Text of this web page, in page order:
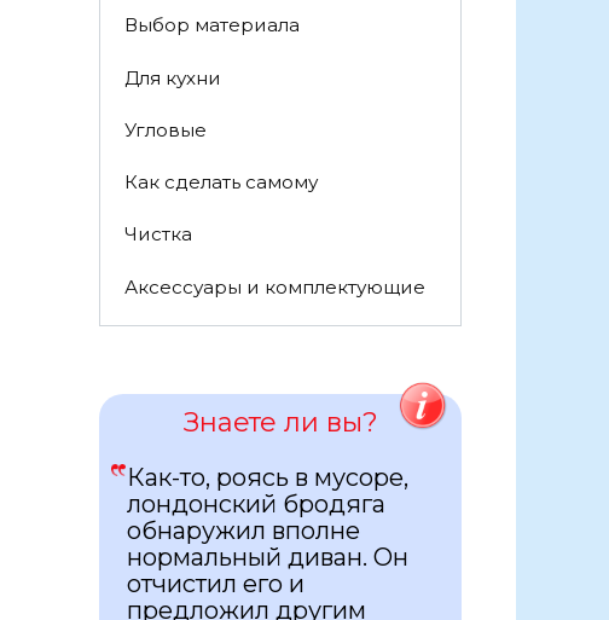
Выбор материала
Для кухни
Угловые
Как сделать самому
Чистка
Аксессуары и комплектующие
Знаете ли вы?
Как-то, роясь в мусоре,
лондонский бродяга
обнаружил вполне
нормальный диван. Он
отчистил его и
предложил другим